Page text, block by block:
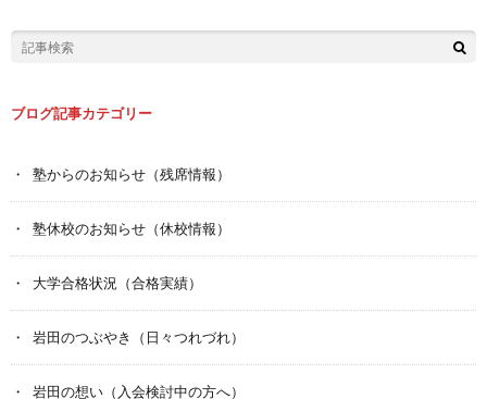
ブログ記事カテゴリー
塾からのお知らせ（残席情報）
塾休校のお知らせ（休校情報）
大学合格状況（合格実績）
岩田のつぶやき（日々つれづれ）
岩田の想い（入会検討中の方へ）